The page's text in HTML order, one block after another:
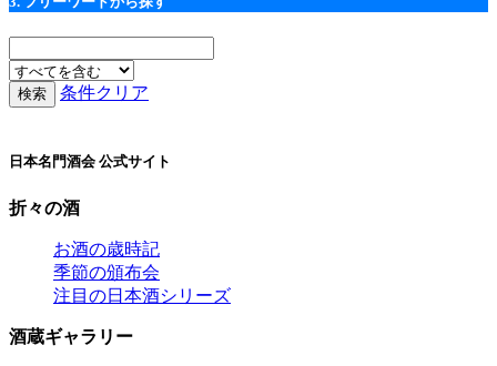
条件クリア
日本名門酒会 公式サイト
折々の酒
お酒の歳時記
季節の頒布会
注目の日本酒シリーズ
酒蔵ギャラリー